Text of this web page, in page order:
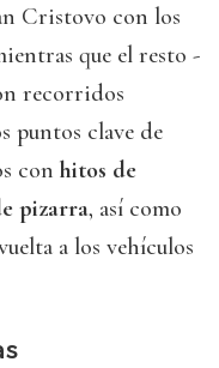
Cristovo con los
que el resto -
recorridos
puntos clave de
con hitos de
pizarra, así como
a los vehículos